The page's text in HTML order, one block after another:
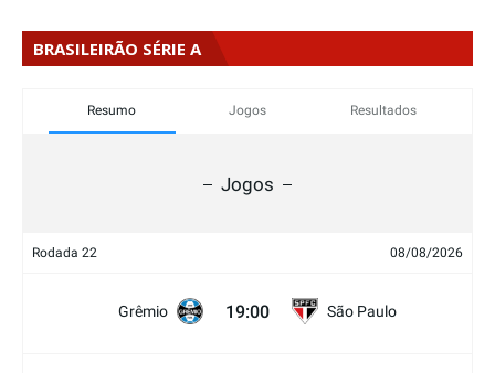
BRASILEIRÃO SÉRIE A
Resumo Jogos Resultados
Jogos
Rodada 22 08/08/2026
Grêmio 19:00 São Paulo